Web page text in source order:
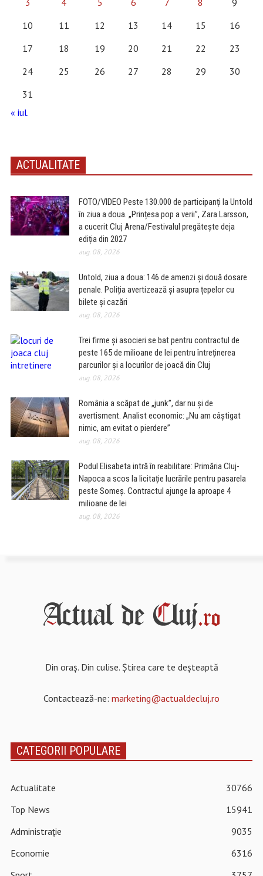
3
4 5 6 7 8
9
10
11 12 13 14 15
16
17
18 19 20 21 22
23
24
25 26 27 28 29
30
31
« iul.
ACTUALITATE
FOTO/VIDEO Peste 130.000 de participanți la Untold
în ziua a doua. „Prințesa pop a verii”, Zara Larsson,
a cucerit Cluj Arena/Festivalul pregătește deja
ediția din 2027
aug. 08, 2026
Untold, ziua a doua: 146 de amenzi și două dosare
penale. Poliția avertizează și asupra țepelor cu
bilete și cazări
aug. 08, 2026
Trei firme și asocieri se bat pentru contractul de
peste 165 de milioane de lei pentru întreținerea
parcurilor și a locurilor de joacă din Cluj
aug. 08, 2026
România a scăpat de „junk”, dar nu și de
avertisment. Analist economic: „Nu am câștigat
nimic, am evitat o pierdere”
aug. 08, 2026
Podul Elisabeta intră în reabilitare: Primăria Cluj-
Napoca a scos la licitație lucrările pentru pasarela
peste Someș. Contractul ajunge la aproape 4
milioane de lei
aug. 08, 2026
Din oraș. Din culise. Știrea care te deșteaptă
Contactează-ne: marketing@actualdecluj.ro
CATEGORII POPULARE
Actualitate
30766
Top News
15941
Administrație
9035
Economie
6316